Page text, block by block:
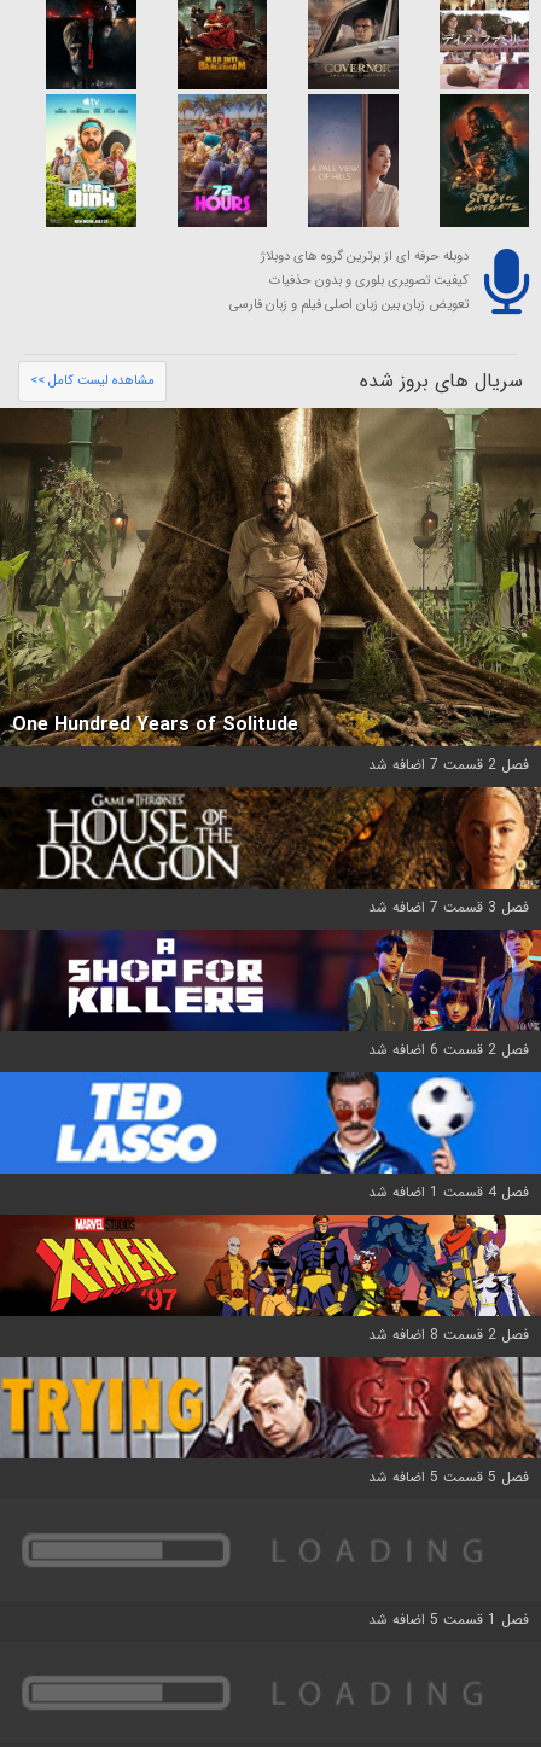
دوبله حرفه ای از برترین گروه های دوبلاژ
کیفیت تصویری بلوری و بدون حذفیات
تعویض زبان بین زبان اصلی فیلم و زبان فارسی
سریال های بروز شده مشاهده لیست کامل >>
One Hundred Years of Solitude
فصل 2 قسمت 7 اضافه شد
فصل 3 قسمت 7 اضافه شد
فصل 2 قسمت 6 اضافه شد
فصل 4 قسمت 1 اضافه شد
فصل 2 قسمت 8 اضافه شد
فصل 5 قسمت 5 اضافه شد
فصل 1 قسمت 5 اضافه شد